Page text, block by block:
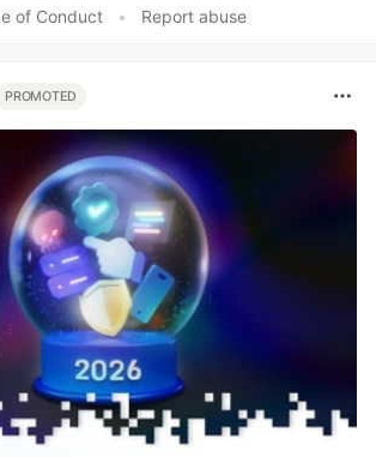
of Conduct
• Report abuse
PROMOTED